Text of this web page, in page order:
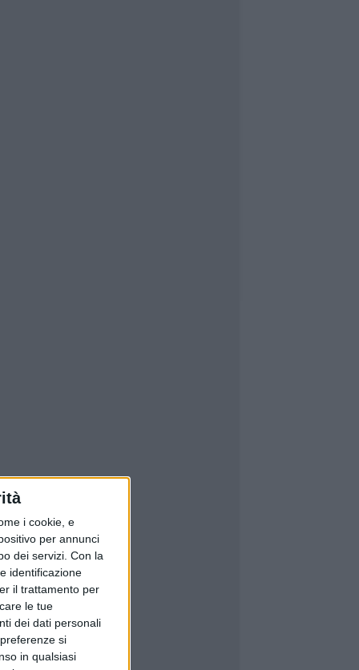
i cookie, e
per annunci
dei servizi. Con la
identificazione
il trattamento per
le tue
dei dati personali
si
in qualsiasi